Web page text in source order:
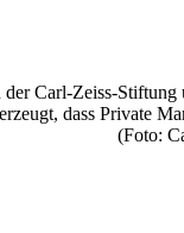
Carl-Zeiss-
dass Private
(Foto: